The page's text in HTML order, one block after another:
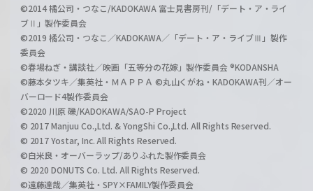
©2014 橘公司・つなこ/KADOKAWA 富士見書房刊/「デート・ア・ライ
ブⅡ」製作委員会
©2019 橘公司・つなこ／KADOKAWA／「デート・ア・ライブⅢ」製作
委員会
©春場ねぎ・講談社／映画「五等分の花嫁」製作委員会 ®KODANSHA
©藤本タツキ／集英社・ＭＡＰＰＡ ©丸山くがね・KADOKAWA刊／オー
バーロード4製作委員会
©2020 川原 礫/KADOKAWA/SAO-P Project
© 2017 Manjuu Co.,Ltd. & YongShi Co.,Ltd. All Rights Reserved.
© 2017 Yostar, Inc. All Rights Reserved.
©白米良・オーバーラップ/ありふれた製作委員会
© 2020 DONUTS Co. Ltd. All Rights Reserved.
©遠藤達哉／集英社・SPY×FAMILY製作委員会